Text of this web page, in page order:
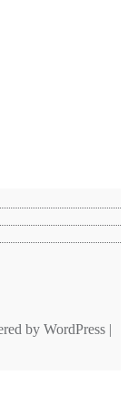
by WordPress |